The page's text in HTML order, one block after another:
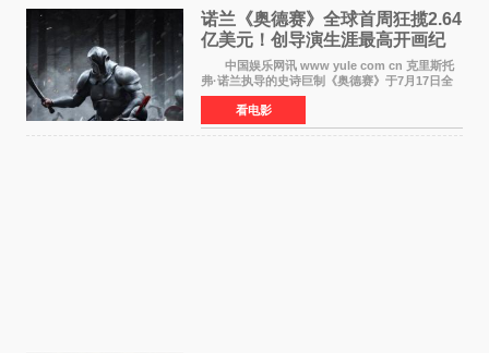
诺兰《奥德赛》全球首周狂揽2.64
亿美元！创导演生涯最高开画纪
中国娱乐网讯 www yule com cn 克里斯托
弗·诺兰执导的史诗巨制《奥德赛》于7月17日全
球上映，首周末票房表现远超预期——北美首周
三天粗报1 245亿美元（开画3919馆），全球首周
2 641亿美元
看电影